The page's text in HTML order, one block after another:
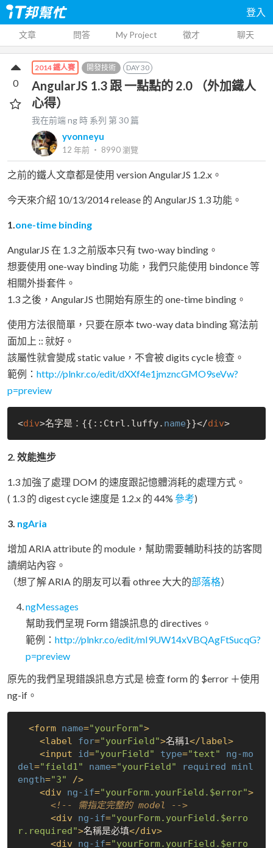
登入
文章 問答 My Project 徵才 聊天
2014 鐵人賽 開發技術 DAY30
AngularJS 1.3 跟 一點點的 2.0 （外加鐵人
心得）
我在前端 ng 時 系列 第30 篇
yvonneyu
12 年前 ‧ 8990瀏覽
0
之前的鐵人文章都是使用 version AngularJS 1.2.x。
今天來介紹 10/13/2014 release 的 AngularJS 1.3 功能。
1.one-time binding
AngularJS 在 1.3 之前版本只有 two-way binding。
想要使用 one-way binding 功能，我們只能使用 bindonce 等
相關外掛套件。
1.3 之後，AngularJS 也開始有原生的 one-time binding。
使用方法很簡單，只要在原本 two-way data binding 寫法前
面加上 :: 就好。
該屬性就會變成 static value，不會被 digits cycle 檢查。
範例： http://plnkr.co/edit/dXXf4e1jmzncGMO9seVw?
p=preview
<div>名字是：{{::Ctrl.luffy. name}}</div
2. 效能進步
1.3 加強了處理 DOM 的速度跟記憶體消耗的處理方式。
( 1.3 的 digest cycle 速度是 1.2.x 的 44% 參考)
3. ngAria
增加 ARIA attribute 的 module，幫助需要輔助科技的訪客閱
讀網站內容。
（想了解 ARIA 的朋友可以看 othree 大大的部落格）
ngMessages
幫助我們呈現 Form 錯誤訊息的 directives。
範例： http://plnkr.co/edit/mI9UW14xVBQAgFtSucqG?
p=preview
原先的我們呈現錯誤訊息方式是 檢查 form 的 $error ＋使用
ng-if。
<form name="yourForm">
<label for="yourField">名稱1</label>
<input id="yourField" type="text"
ng-mo
del="field1" name="yourField" required minl
ength="3" />
<div ng-if="yourForm.yourField.$error">
<!-- 需指定完整的 model -->
<div ng-if="yourForm.yourField.$erro
r.required">名稱是必填</div>
<div ng-if="yourForm.yourField.$erro